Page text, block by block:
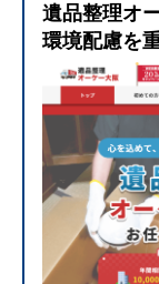
遺品整理オ
環境配慮を